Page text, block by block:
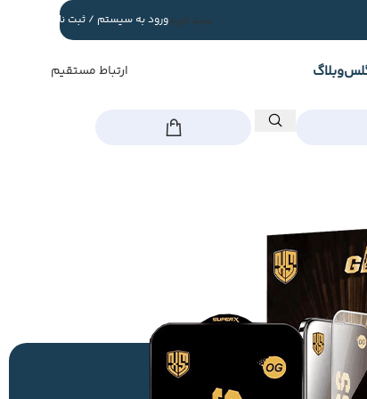
سبد خریدورود به سیستم / ثبت نام
وبلاگ ارتباط مستقیم